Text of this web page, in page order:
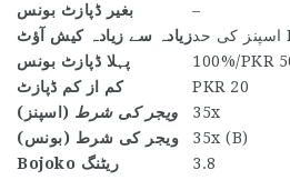
بغیر ڈپازٹ بونس
–
زیادہ سے زیادہ کیش آؤٹ
پہلا ڈپازٹ بونس
کم از کم ڈپازٹ
PKR 20
ویجر کی شرط (اسپنز)
35x
ویجر کی شرط (بونس)
35x (B)
Bojoko ریٹنگ
3.8